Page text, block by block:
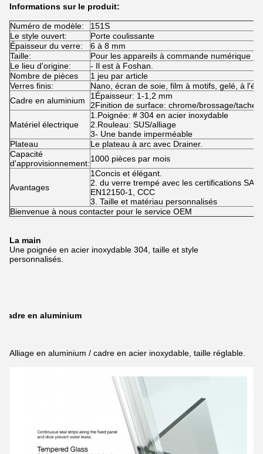
Informations sur le produit:
Numéro de modèle:
151S
Le style ouvert:
Porte coulissante
Épaisseur du verre:
6 à 8 mm
Taille:
Pour les appareils à commande numérique
Le lieu d'origine:
- Il est à Foshan.
Nombre de pièces
1 jeu par article
Verres finis:
Nano, écran de soie, film à motifs, gelé, à
Cadre en aluminium
1Épaisseur: 1-1,2 mm
2Finition de surface: chrome/brossage/tache/
Matériel électrique
1.Poignée: # 304 en acier inoxydable
2.Rouleau: SUS/alliage
3- Une bande imperméable
Plateau
Le plateau à arc avec Drainer.
Capacité
d'approvisionnement:1000 pièces par mois
Avantages
1Concis et élégant.
2. du verre trempé avec les certifications SAI
EN12150-1, CCC
3. Taille et matériau personnalisés
Bienvenue à nous contacter pour le service OEM
La main
Une poignée en acier inoxydable 304, taille et style
personnalisés.
Cadre en aluminium
Alliage en aluminium / cadre en acier inoxydable, taille réglable.